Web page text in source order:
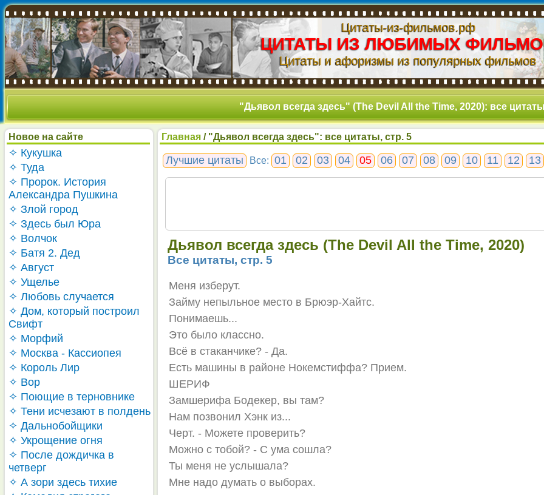
Цитаты-из-фильмов.рф
ЦИТАТЫ ИЗ ЛЮБИМЫХ
Цитаты и афоризмы из популярных фильмов
"Дьявол всегда здесь" (The Devil All the Time, 2020): все
Новое на сайте
✧ Кукушка
✧ Туда
✧ Пророк. История
Александра Пушкина
✧ Злой город
✧ Здесь был Юра
✧ Волчок
✧ Батя 2. Дед
✧ Август
✧ Ущелье
✧ Любовь случается
✧ Дом, который построил
Свифт
✧ Морфий
✧ Москва - Кассиопея
✧ Король Лир
✧ Вор
✧ Поющие в терновнике
✧ Тени исчезают в полдень
✧ Дальнобойщики
✧ Укрощение огня
✧ После дождичка в
четверг
✧ А зори здесь тихие
Главная / "Дьявол всегда здесь": все цитаты, стр. 5
Лучшие цитаты Все: 01 02 03 04 05 06 07 08 09 10 11 12 13
Дьявол всегда здесь (The Devil All the Time, 2020)
Все цитаты, стр. 5
Меня изберут.
Займу непыльное место в Брюэр-Хайтс.
Понимаешь...
Это было классно.
Всё в стаканчике? - Да.
Есть машины в районе Нокемстиффа? Прием.
ШЕРИФ
Замшерифа Бодекер, вы там?
Нам позвонил Хэнк из...
Черт. - Можете проверить?
Можно с тобой? - С ума сошла?
Ты меня не услышала?
Мне надо думать о выборах.